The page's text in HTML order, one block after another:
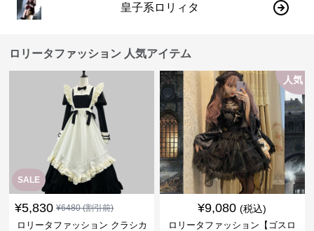
皇子系ロリィタ
ロリータファッション 人気アイテム
SALE
¥5,830 ¥6480(割引前)
ロリータファッション クラシカ
人気
¥9,080 (税込)
ロリータファッション【ゴスロ